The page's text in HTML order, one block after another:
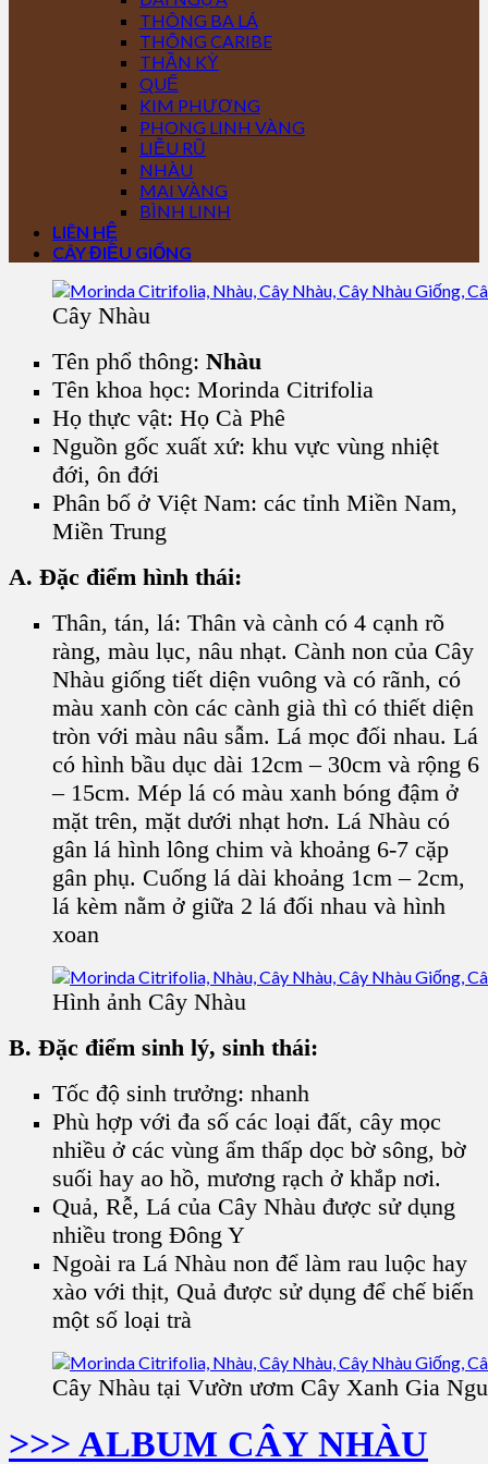
THÔNG BA LÁ
THÔNG CARIBE
THẦN KỲ
QUẾ
KIM PHƯỢNG
PHONG LINH VÀNG
LIỄU RŨ
NHÀU
MAI VÀNG
BÌNH LINH
LIÊN HỆ
CÂY ĐIỀU GIỐNG
Cây Nhàu
Tên phổ thông: Nhàu
Tên khoa học: Morinda Citrifolia
Họ thực vật: Họ Cà Phê
Nguồn gốc xuất xứ: khu vực vùng nhiệt
đới, ôn đới
Phân bố ở Việt Nam: các tỉnh Miền Nam,
Miền Trung
A. Đặc điểm hình thái:
Thân, tán, lá: Thân và cành có 4 cạnh rõ
ràng, màu lục, nâu nhạt. Cành non của Cây
Nhàu giống tiết diện vuông và có rãnh, có
màu xanh còn các cành già thì có thiết diện
tròn với màu nâu sẫm. Lá mọc đối nhau. Lá
có hình bầu dục dài 12cm – 30cm và rộng 6
– 15cm. Mép lá có màu xanh bóng đậm ở
mặt trên, mặt dưới nhạt hơn. Lá Nhàu có
gân lá hình lông chim và khoảng 6-7 cặp
gân phụ. Cuống lá dài khoảng 1cm – 2cm,
lá kèm nằm ở giữa 2 lá đối nhau và hình
xoan
Hình ảnh Cây Nhàu
B. Đặc điểm sinh lý, sinh thái:
Tốc độ sinh trưởng: nhanh
Phù hợp với đa số các loại đất, cây mọc
nhiều ở các vùng ẩm thấp dọc bờ sông, bờ
suối hay ao hồ, mương rạch ở khắp nơi.
Quả, Rễ, Lá của Cây Nhàu được sử dụng
nhiều trong Đông Y
Ngoài ra Lá Nhàu non để làm rau luộc hay
xào với thịt, Quả được sử dụng để chế biến
một số loại trà
Cây Nhàu tại Vườn ươm Cây Xanh Gia
>>> ALBUM CÂY NHÀU